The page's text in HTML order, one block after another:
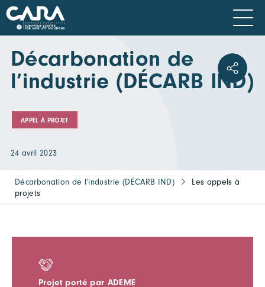
Décarbonation de
l’industrie (DÉCARB IND)
APPEL À PROJET
24 avril 2023
Décarbonation de l’industrie (DÉCARB IND)
Les appels à
projets
Projet porté par ADEME